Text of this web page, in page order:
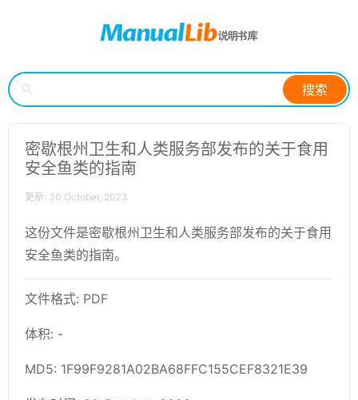
搜索
密歇根州卫生和人类服务部发布的关于食用
安全鱼类的指南
更新: 30 October, 2023
这份文件是密歇根州卫生和人类服务部发布的关于食用
安全鱼类的指南。
文件格式: PDF
体积: -
MD5: 1F99F9281A02BA68FFC155CEF8321E39